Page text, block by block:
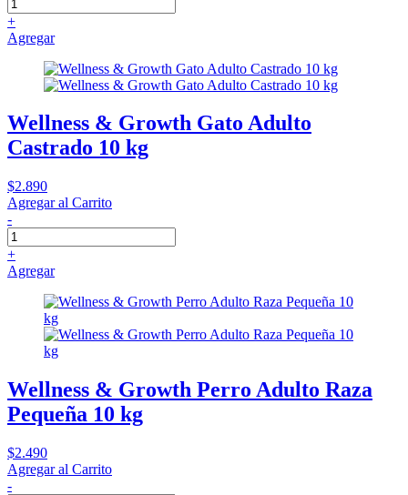
+
Agregar
Wellness & Growth Gato Adulto
Castrado 10 kg
$2.890
Agregar al Carrito
-
+
Agregar
Wellness & Growth Perro Adulto Raza
Pequeña 10 kg
$2.490
Agregar al Carrito
-